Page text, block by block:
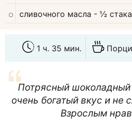
сливочного масла - ½
1 ч. 35 мин.
Потрясный шоколадный
очень богатый вкус и не
Взрослым